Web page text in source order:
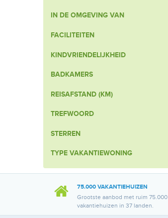
IN DE OMGEVING VAN
FACILITEITEN
KINDVRIENDELIJKHEID
BADKAMERS
REISAFSTAND (KM)
TREFWOORD
STERREN
TYPE VAKANTIEWONING
75.000 VAKANTIEHUIZEN
Grootste aanbod met ruim 75.000
vakantiehuizen in 37 landen.